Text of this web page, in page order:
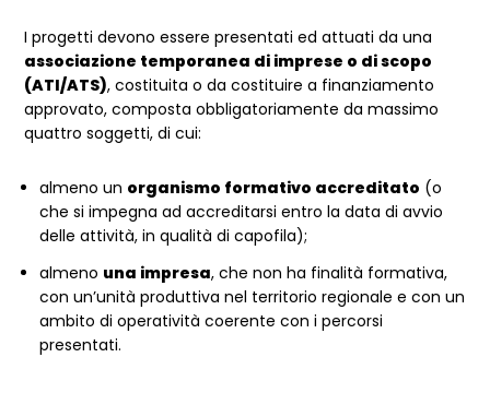
I progetti devono essere presentati ed attuati da una
associazione temporanea di imprese o di scopo
(ATI/ATS), costituita o da costituire a finanziamento
approvato, composta obbligatoriamente da massimo
quattro soggetti, di cui:
almeno un organismo formativo accreditato (o
che si impegna ad accreditarsi entro la data di avvio
delle attività, in qualità di capofila);
almeno una impresa, che non ha finalità formativa,
con un’unità produttiva nel territorio regionale e con un
ambito di operatività coerente con i percorsi
presentati.